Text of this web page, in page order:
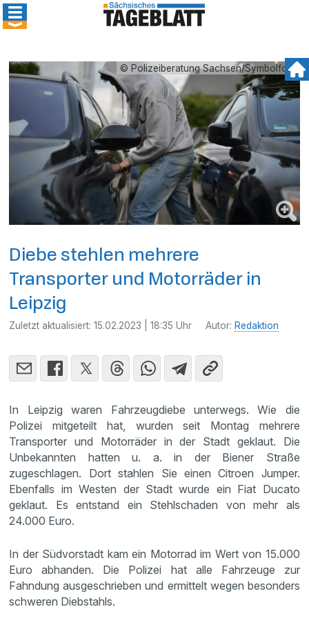
© Polizeiberatung Sachsen/Symbolfoto
Diebe stehlen mehrere
Transporter und Motorräder in
Leipzig
Zuletzt aktualisiert:15.02.2023 | 18:35 Uhr Autor: Redaktion
In Leipzig waren Fahrzeugdiebe unterwegs. Wie die
Polizei mitgeteilt hat, wurden seit Montag mehrere
Transporter und Motorräder in der Stadt geklaut. Die
Unbekannten hatten u. a. in der Biener Straße
zugeschlagen. Dort stahlen Sie einen Citroen Jumper.
Ebenfalls im Westen der Stadt wurde ein Fiat Ducato
geklaut. Es entstand ein Stehlschaden von mehr als
24.000 Euro.
In der Südvorstadt kam ein Motorrad im Wert von 15.000
Euro abhanden. Die Polizei hat alle Fahrzeuge zur
Fahndung ausgeschrieben und ermittelt wegen besonders
schweren Diebstahls.